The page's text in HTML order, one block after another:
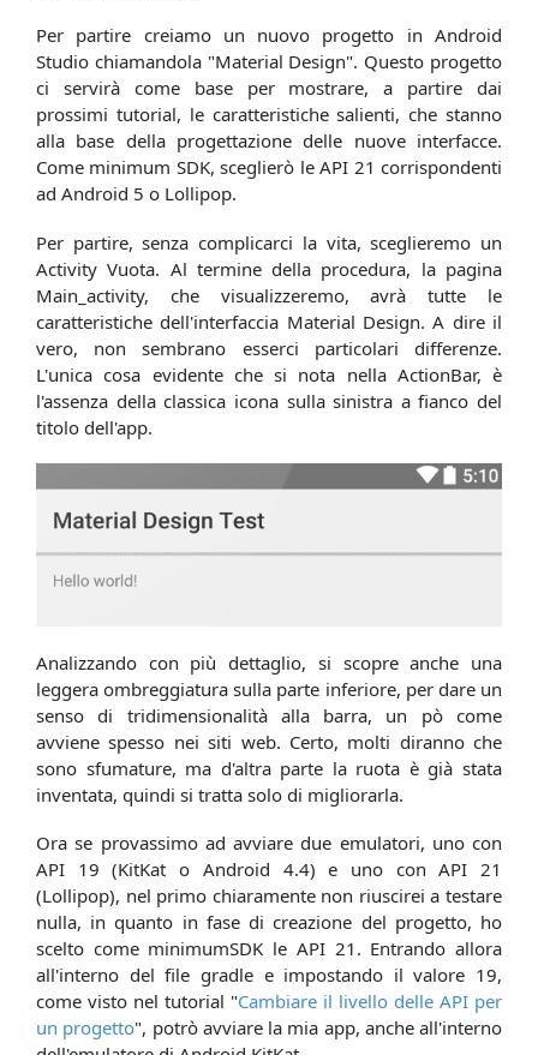
Per partire creiamo un nuovo progetto in Android
Studio chiamandola "Material Design". Questo progetto
ci servirà come base per mostrare, a partire dai
prossimi tutorial, le caratteristiche salienti, che stanno
alla base della progettazione delle nuove interfacce.
Come minimum SDK, sceglierò le API 21 corrispondenti
ad Android 5 o Lollipop.
Per partire, senza complicarci la vita, sceglieremo un
Activity Vuota. Al termine della procedura, la pagina
Main_activity, che visualizzeremo, avrà tutte le
caratteristiche dell'interfaccia Material Design. A dire il
vero, non sembrano esserci particolari differenze.
L'unica cosa evidente che si nota nella ActionBar, è
l'assenza della classica icona sulla sinistra a fianco del
titolo dell'app.
Analizzando con più dettaglio, si scopre anche una
leggera ombreggiatura sulla parte inferiore, per dare un
senso di tridimensionalità alla barra, un pò come
avviene spesso nei siti web. Certo, molti diranno che
sono sfumature, ma d'altra parte la ruota è già stata
inventata, quindi si tratta solo di migliorarla.
Ora se provassimo ad avviare due emulatori, uno con
API 19 (KitKat o Android 4.4) e uno con API 21
(Lollipop), nel primo chiaramente non riuscirei a testare
nulla, in quanto in fase di creazione del progetto, ho
scelto come minimumSDK le API 21. Entrando allora
all'interno del file gradle e impostando il valore 19,
come visto nel tutorial "Cambiare il livello delle API per
un progetto", potrò avviare la mia app, anche all'interno